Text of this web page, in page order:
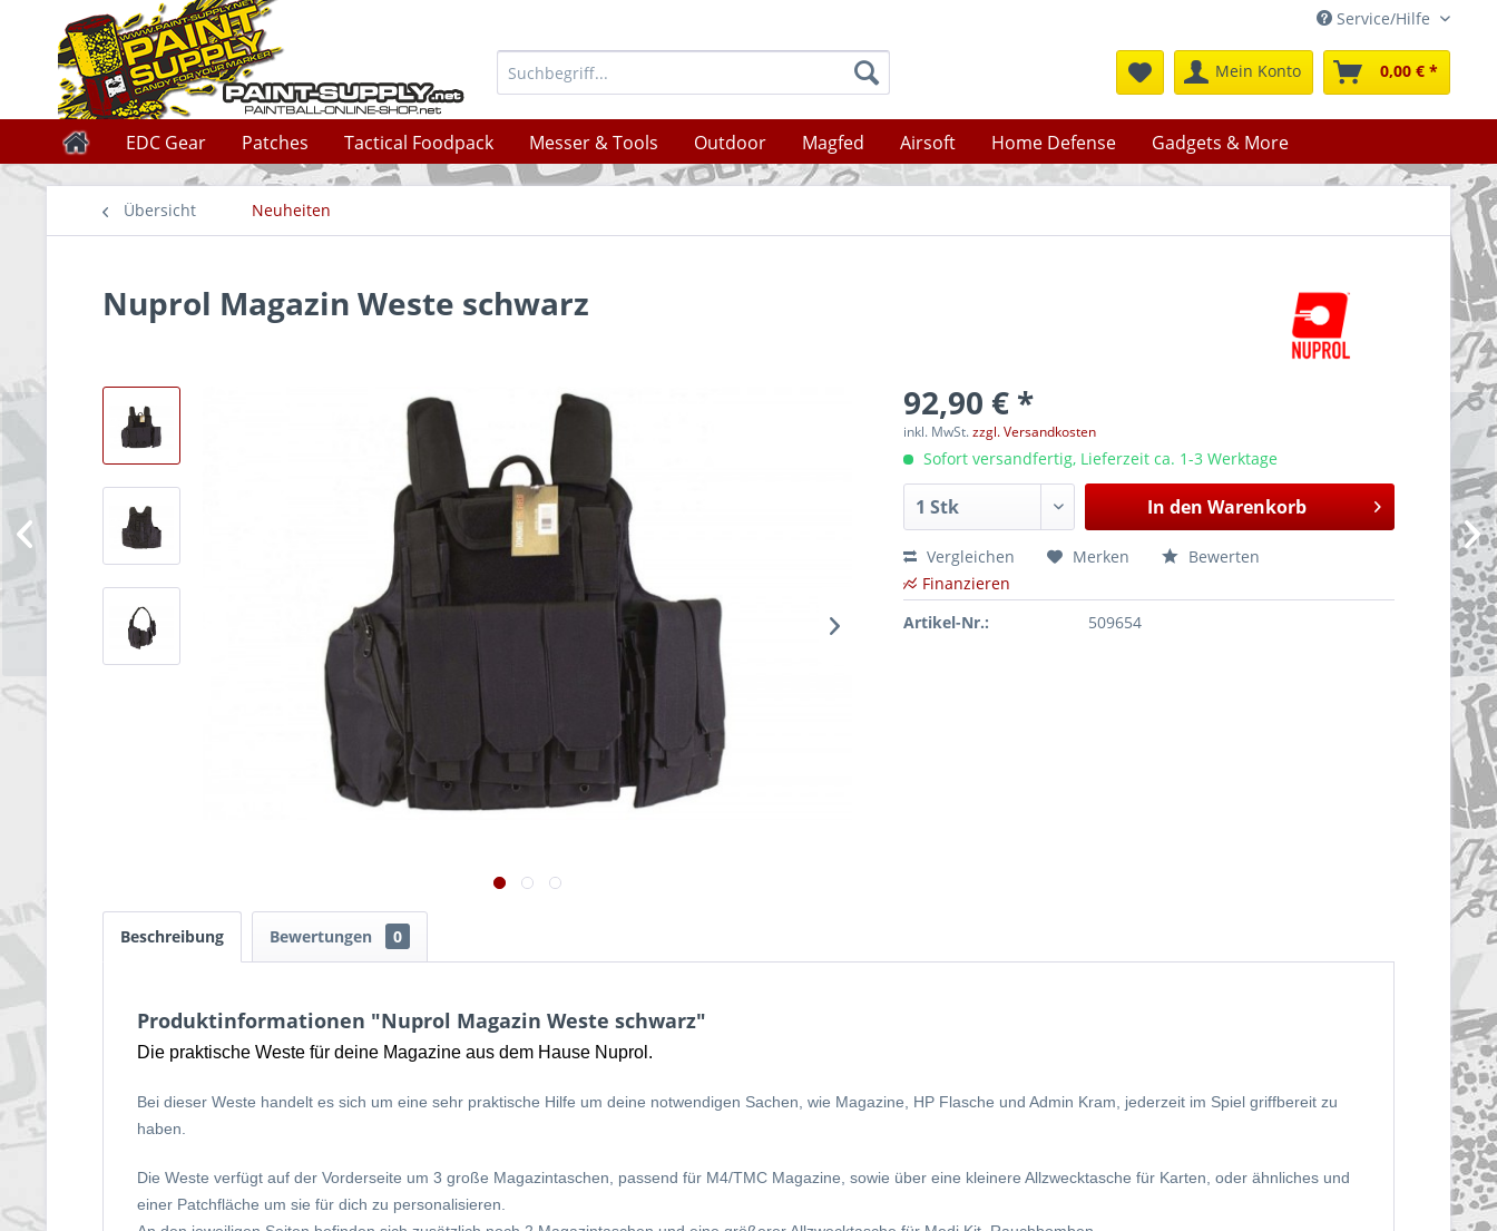
Service/Hilfe
Mein Konto 0,00 € *
EDC Gear Patches Tactical Foodpack Messer & Tools Outdoor Magfed Airsoft Home Defense Gadgets & More
Übersicht Neuheiten
Nuprol Magazin Weste schwarz
92,90 € *
inkl. MwSt.zzgl. Versandkosten
Sofort versandfertig, Lieferzeit ca. 1-3 Werktage
In den Warenkorb
Vergleichen Merken
Bewerten
Finanzieren
Artikel-Nr.:
509654
Beschreibung Bewertungen 0
Produktinformationen "Nuprol Magazin Weste schwarz"
Die praktische Weste für deine Magazine aus dem Hause Nuprol.
Bei dieser Weste handelt es sich um eine sehr praktische Hilfe um deine notwendigen Sachen, wie Magazine, HP Flasche und Admin Kram, jederzeit im Spiel griffbereit zu
haben.
Die Weste verfügt auf der Vorderseite um 3 große Magazintaschen, passend für M4/TMC Magazine, sowie über eine kleinere Allzwecktasche für Karten, oder ähnliches und
einer Patchfläche um sie für dich zu personalisieren.